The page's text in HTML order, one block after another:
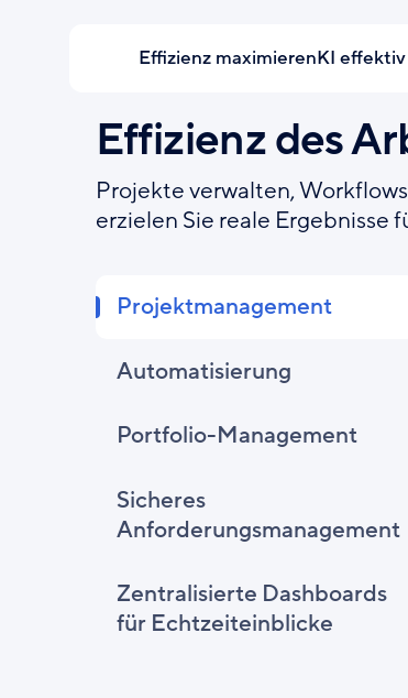
Effizienz maximierenKI
Effizienz des
Projekte verwalten,
erzielen Sie reale Ergebnisse
Projektmanagement
Automatisierung
Portfolio-Management
Sicheres
Anforderungsmanagement
Zentralisierte Dashboards
für Echtzeiteinblicke